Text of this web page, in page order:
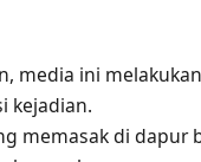
media ini
kejadian.
memasak di dapur